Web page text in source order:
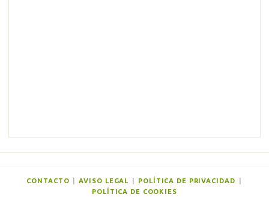
CONTACTO AVISO LEGAL POLÍTICA DE PRIVACIDAD
POLÍTICA DE COOKIES